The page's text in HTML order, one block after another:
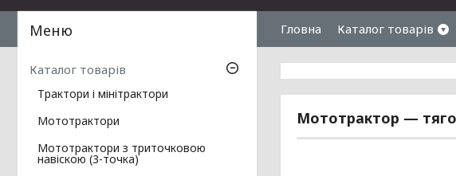
Гловна Каталог товарів
Мототрактор —
Каталог товарів
Трактори і мінітрактори
Мототрактори
Мототрактори з триточковою
навіскою (3-точка)